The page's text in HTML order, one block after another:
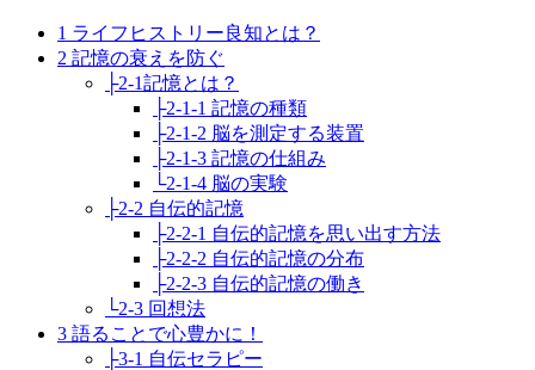
1 ライフヒストリー良知とは？
2 記憶の衰えを防ぐ
├2-1記憶とは？
├2-1-1 記憶の種類
├2-1-2 脳を測定する装置
├2-1-3 記憶の仕組み
└2-1-4 脳の実験
├2-2 自伝的記憶
├2-2-1 自伝的記憶を思い出す方法
├2-2-2 自伝的記憶の分布
├2-2-3 自伝的記憶の働き
└2-3 回想法
3 語ることで心豊かに！
├3-1 自伝セラピー